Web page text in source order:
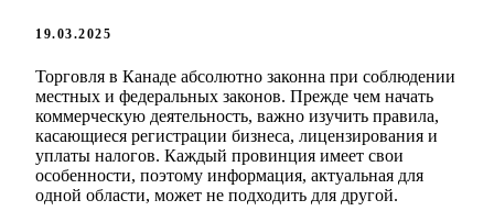
19.03.2025
Торговля в Канаде абсолютно законна при соблюдении
местных и федеральных законов. Прежде чем начать
коммерческую деятельность, важно изучить правила,
касающиеся регистрации бизнеса, лицензирования и
уплаты налогов. Каждый провинция имеет свои
особенности, поэтому информация, актуальная для
одной области, может не подходить для другой.